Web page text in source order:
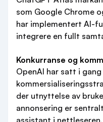
som Google Chrome
har implementert AI-
integrere en fullt
Konkurranse og
OpenAI har satt i
der utnyttelse av
annonsering er
assistant i